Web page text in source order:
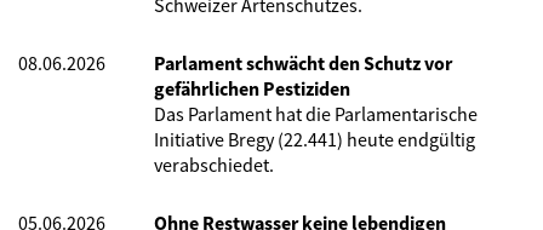
Schweizer Artenschutzes.
08.06.2026
Parlament schwächt den Schutz vor
gefährlichen Pestiziden
Das Parlament hat die Parlamentarische
Initiative Bregy (22.441) heute endgültig
verabschiedet.
05.06.2026
Ohne Restwasser keine lebendigen